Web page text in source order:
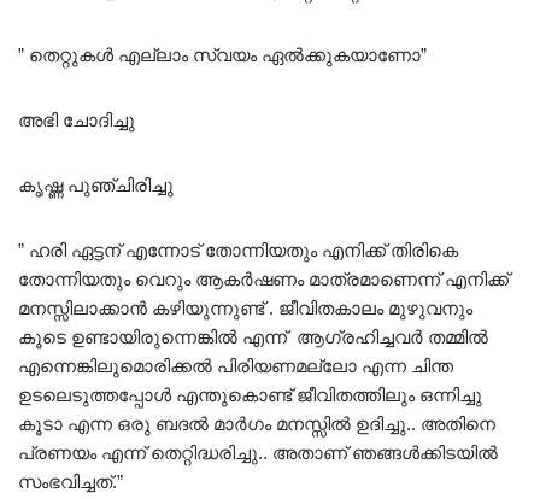
” തെറ്റുകൾ എല്ലാം സ്വയം ഏൽക്കുകയാണോ”
അഭി ചോദിച്ചു
കൃഷ്ണ പുഞ്ചിരിച്ചു
” ഹരി ഏട്ടന് എന്നോട് തോന്നിയതും എനിക്ക് തിരികെ
തോന്നിയതും വെറും ആകർഷണം മാത്രമാണെന്ന് എനിക്ക്
മനസ്സിലാക്കാൻ കഴിയുന്നുണ്ട് . ജീവിതകാലം മുഴുവനും
കൂടെ ഉണ്ടായിരുന്നെങ്കിൽ എന്ന് ആഗ്രഹിച്ചവർ തമ്മിൽ
എന്നെങ്കിലുമൊരിക്കൽ പിരിയണമല്ലോ എന്ന ചിന്ത
ഉടലെടുത്തപ്പോൾ എന്തുകൊണ്ട് ജീവിതത്തിലും ഒന്നിച്ചു
കൂടാ എന്ന ഒരു ബദൽ മാർഗം മനസ്സിൽ ഉദിച്ചു.. അതിനെ
പ്രണയം എന്ന് തെറ്റിദ്ധരിച്ചു.. അതാണ് ഞങ്ങൾക്കിടയിൽ
സംഭവിച്ചത്.”